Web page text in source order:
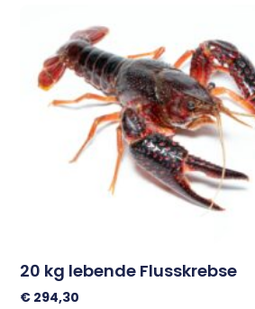
20 kg lebende Flusskrebse
€ 294,30